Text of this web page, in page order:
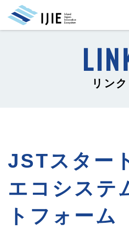
リンク
JSTスター
エコシステ
トフォーム